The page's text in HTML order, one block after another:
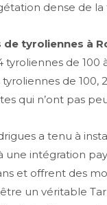
dense de
de tyroliennes à
de
de
qui n’ont pas
a tenu à
une intégration
et offrent des
un véritable